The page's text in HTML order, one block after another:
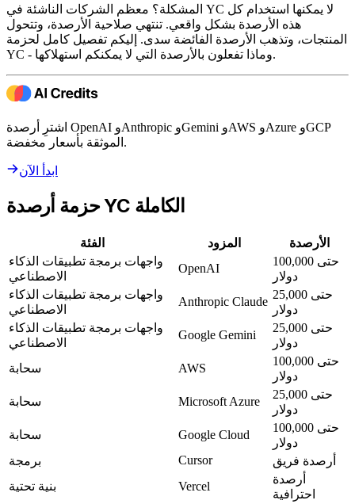
المشكلة؟ معظم الشركات الناشئة في YC لا يمكنها استخدام كل
هذه الأرصدة بشكل واقعي. تنتهي صلاحية الأرصدة، وتتحول
المنتجات، وتذهب الأرصدة الفائضة سدى. إليكم تفصيل كامل لحزمة
YC - وماذا تفعلون بالأرصدة التي لا يمكنكم استهلاكها.
اشترِ أرصدة OpenAI وAnthropic وGemini وAWS وAzure وGCP
الموثقة بأسعار مخفضة.
ابدأ الآن
حزمة أرصدة YC الكاملة
الفئة المزود
الأرصدة
واجهات برمجة تطبيقات الذكاء
الاصطناعي
OpenAI
حتى 100,000
دولار
واجهات برمجة تطبيقات الذكاء
الاصطناعي
Anthropic Claude
حتى 25,000
دولار
واجهات برمجة تطبيقات الذكاء
الاصطناعي
Google Gemini
حتى 25,000
دولار
سحابة
AWS
حتى 100,000
دولار
سحابة
Microsoft Azure
حتى 25,000
دولار
سحابة
Google Cloud
حتى 100,000
دولار
برمجة
Cursor
أرصدة فريق
بنية تحتية
Vercel
أرصدة
احترافية